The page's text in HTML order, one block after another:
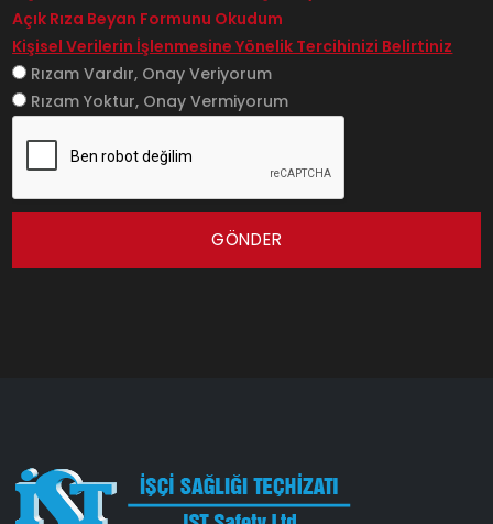
Açık Rıza Beyan Formunu Okudum
Kişisel Verilerin İşlenmesine Yönelik Tercihinizi Belirtiniz
Rızam Vardır, Onay Veriyorum
Rızam Yoktur, Onay Vermiyorum
GÖNDER